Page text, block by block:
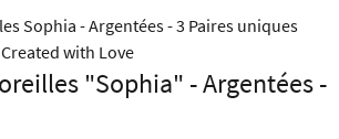
"Sophia" - Argentées -